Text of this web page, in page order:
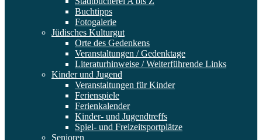
Buchtipps
Fotogalerie
Jüdisches Kulturgut
Orte des Gedenkens
Veranstaltungen / Gedenktage
Literaturhinweise / Weiterführende Links
Kinder und Jugend
Veranstaltungen für Kinder
Ferienspiele
Ferienkalender
Kinder- und Jugendtreffs
Spiel- und Freizeitsportplätze
Senioren